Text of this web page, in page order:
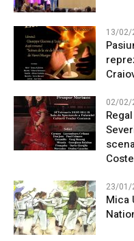
13/02/
02/02/
23/01/
Mica